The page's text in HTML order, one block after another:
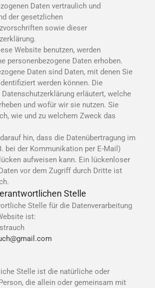
Daten vertraulich und
der gesetzlichen
sowie dieser
Website benutzen, werden
personenbezogene Daten erhoben.
Daten sind Daten, mit denen Sie
werden können. Die
erläutert, welche
und wofür wir sie nutzen. Sie
wie und zu welchem Zweck das
hin, dass die Datenübertragung im
bei der Kommunikation per E-Mail)
aufweisen kann. Ein lückenloser
vor dem Zugriff durch Dritte ist
Stelle
Stelle für die Datenverarbeitung
ist:
Stelle ist die natürliche oder
die allein oder gemeinsam mit